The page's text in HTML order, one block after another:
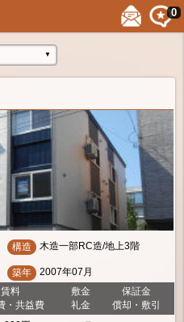
0
▼
構造 木造一部RC造/地上3階
築年 2007年07月
賃料
・共益費
敷金
礼金
保証金
償却・敷引